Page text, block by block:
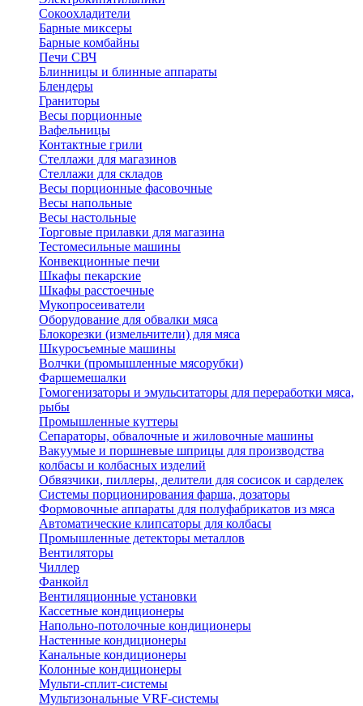
Сокоохладители
Барные миксеры
Барные комбайны
Печи СВЧ
Блинницы и блинные аппараты
Блендеры
Граниторы
Весы порционные
Вафельницы
Контактные грили
Стеллажи для магазинов
Стеллажи для складов
Весы порционные фасовочные
Весы напольные
Весы настольные
Торговые прилавки для магазина
Тестомесильные машины
Конвекционные печи
Шкафы пекарские
Шкафы расстоечные
Мукопросеиватели
Оборудование для обвалки мяса
Блокорезки (измельчители) для мяса
Шкуросъемные машины
Волчки (промышленные мясорубки)
Фаршемешалки
Гомогенизаторы и эмульситаторы для переработки мяса,
рыбы
Промышленные куттеры
Сепараторы, обвалочные и жиловочные машины
Вакуумые и поршневые шприцы для производства
колбасы и колбасных изделий
Обвязчики, пиллеры, делители для сосисок и сарделек
Системы порционирования фарша, дозаторы
Формовочные аппараты для полуфабрикатов из мяса
Автоматические клипсаторы для колбасы
Промышленные детекторы металлов
Вентиляторы
Чиллер
Фанкойл
Вентиляционные установки
Кассетные кондиционеры
Напольно-потолочные кондиционеры
Настенные кондиционеры
Канальные кондиционеры
Колонные кондиционеры
Мульти-сплит-системы
Мультизональные VRF-системы